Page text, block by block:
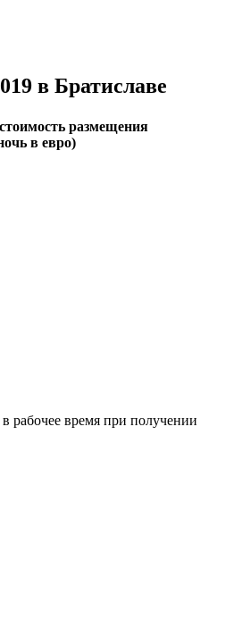
в Братиславе
размещения
в евро)
рабочее время при получении